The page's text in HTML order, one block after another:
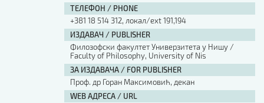
ТЕЛЕФОН / PHONE
+381 18 514 312, локал/ext 191,194
ИЗДАВАЧ / PUBLISHER
Филозофски факултет Универзитета у Нишу /
Faculty of Philosophy, University of Nis
ЗА ИЗДАВАЧА / FOR PUBLISHER
Проф. др Горан Максимовић, декан
WEB АДРЕСА / URL